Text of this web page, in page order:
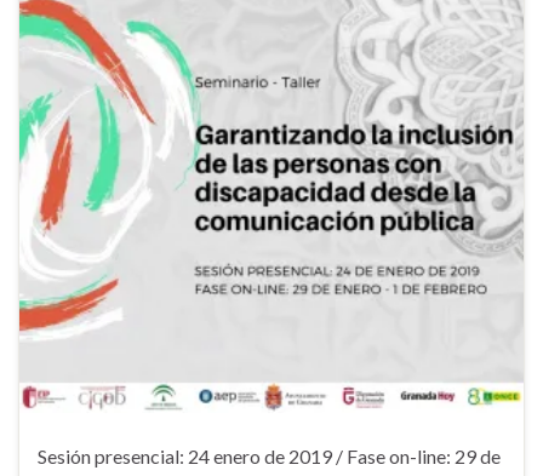
Sesión presencial: 24 enero de 2019 / Fase on-line: 29 de